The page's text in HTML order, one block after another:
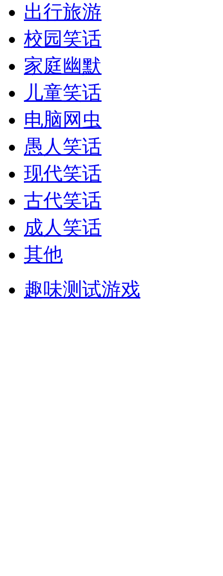
出行旅游
校园笑话
家庭幽默
儿童笑话
电脑网虫
愚人笑话
现代笑话
古代笑话
成人笑话
其他
趣味测试游戏